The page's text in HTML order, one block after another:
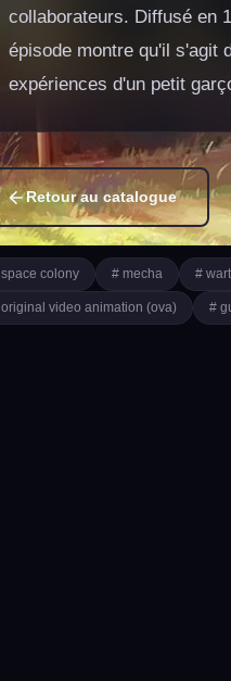
collaborateurs. Diffusé en
épisode montre qu'il s'agit
expériences d'un petit
Retour au catalogue
colony # mecha #
video animation (ova) #